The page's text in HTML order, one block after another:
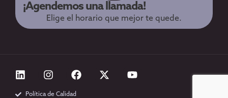
¡Agendemos una llamada!
Elige el horario que mejor te quede.
Política de Calidad